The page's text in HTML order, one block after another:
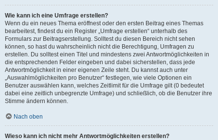
Wie kann ich eine Umfrage erstellen?
Wenn du ein neues Thema eröffnest oder den ersten Beitrag eines Themas
bearbeitest, findest du ein Register „Umfrage erstellen“ unterhalb des
Formulars zur Beitragserstellung. Solltest du diesen Bereich nicht sehen
können, so hast du wahrscheinlich nicht die Berechtigung, Umfragen zu
erstellen. Du solltest einen Titel und mindestens zwei Antwortmöglichkeiten in
die entsprechenden Felder eingeben und dabei sicherstellen, dass jede
Antwortmöglichkeit in einer eigenen Zeile steht. Du kannst auch unter
„Auswahlmöglichkeiten pro Benutzer“ festlegen, wie viele Optionen ein
Benutzer auswählen kann, welches Zeitlimit für die Umfrage gilt (0 bedeutet
dabei eine zeitlich unbegrenzte Umfrage) und schließlich, ob die Benutzer ihre
Stimme ändern können.
Nach oben
Wieso kann ich nicht mehr Antwortmöglichkeiten erstellen?